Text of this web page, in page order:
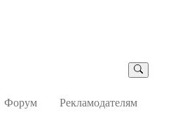
Форум Рекламодателям